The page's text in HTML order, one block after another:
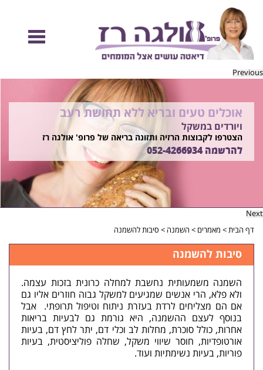
Previous
להיות מוכנות לקיץ הזה ולזה שאחריו!
בשיטת ד"ר אולגה רז
רוצים ללמוד איך?
התקשרו 052-4266934
אוכלים טעים ובריא ללא תחושת רעב
ויורדים במשקל
הצטרפו לקבוצות הרזיה ותזונה בריאה של פרופ' אולגה רז
להרשמה052-4266934
Next
דף הבית> מאמרים > השמנה > סיבות להשמנה
סיבות להשמנה
השמנה משמעותית נחשבת למחלה כרונית בזכות עצמה.
ולא פלא, הרי אנשים שמגיעים למשקל גבוה חוזרים אליו גם
אם הם מצליחים לרדת בעזרת ניתוח וטיפול תרופתי. אבל
בנוסף לעצם ההשמנה, היא גורמת גם לבעיות בריאות
אחרות, כולל סוכרת, מחלות לב וכלי דם, יתר לחץ דם, בעיות
אורטופדיות, חוסר שיווי משקל, שחלה פוליציסטית, בעיות
פוריות, בעיות נשימתיות ועוד.